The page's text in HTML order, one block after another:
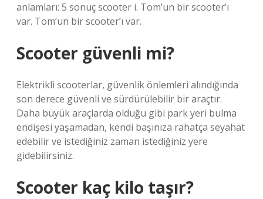
anlamları: 5 sonuç scooter i. Tom’un bir scooter’ı
var. Tom’un bir scooter’ı var.
Scooter güvenli mi?
Elektrikli scooterlar, güvenlik önlemleri alındığında
son derece güvenli ve sürdürülebilir bir araçtır.
Daha büyük araçlarda olduğu gibi park yeri bulma
endişesi yaşamadan, kendi başınıza rahatça seyahat
edebilir ve istediğiniz zaman istediğiniz yere
gidebilirsiniz.
Scooter kaç kilo taşır?